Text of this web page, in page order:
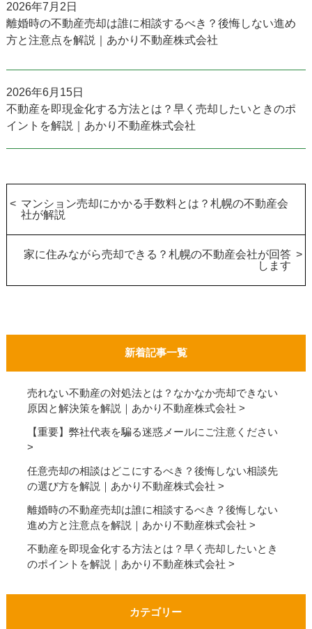
2026年7月2日
離婚時の不動産売却は誰に相談するべき？後悔しない進め
方と注意点を解説｜あかり不動産株式会社
2026年6月15日
不動産を即現金化する方法とは？早く売却したいときのポ
イントを解説｜あかり不動産株式会社
マンション売却にかかる手数料とは？札幌の不動産会
社が解説
家に住みながら売却できる？札幌の不動産会社が回答
します
新着記事一覧
売れない不動産の対処法とは？なかなか売却できない
原因と解決策を解説｜あかり不動産株式会社
【重要】弊社代表を騙る迷惑メールにご注意ください
任意売却の相談はどこにするべき？後悔しない相談先
の選び方を解説｜あかり不動産株式会社
離婚時の不動産売却は誰に相談するべき？後悔しない
進め方と注意点を解説｜あかり不動産株式会社
不動産を即現金化する方法とは？早く売却したいとき
のポイントを解説｜あかり不動産株式会社
カテゴリー